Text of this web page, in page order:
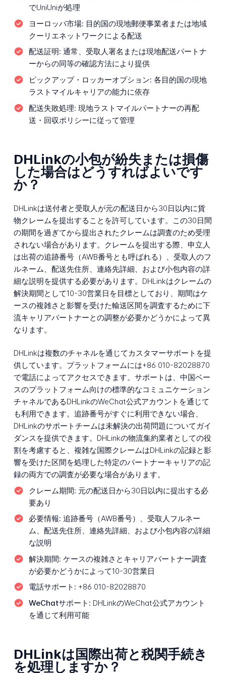
でUniUniが処理
ヨーロッパ市場: 目的国の現地郵便事業者または地域
クーリエネットワークによる配送
配送証明: 通常、受取人署名または現地配送パートナ
ーからの同等の確認方法により提供
ピックアップ・ロッカーオプション: 各目的国の現地
ラストマイルキャリアの能力に依存
配送失敗処理: 現地ラストマイルパートナーの再配
送・回収ポリシーに従って管理
DHLinkの小包が紛失または損傷
した場合はどうすればよいです
か？
DHLinkは送付者と受取人が元の配送日から30日以内に貨
物クレームを提出することを許可しています。この30日間
の期間を過ぎてから提出されたクレームは調査のため受理
されない場合があります。クレームを提出する際、申立人
は出荷の追跡番号（AWB番号とも呼ばれる）、受取人のフ
ルネーム、配送先住所、連絡先詳細、および小包内容の詳
細な説明を提供する必要があります。DHLinkはクレームの
解決期間として10-30営業日を目標としており、期間はケ
ースの複雑さと影響を受けた輸送区間を調査するために下
流キャリアパートナーとの調整が必要かどうかによって異
なります。
DHLinkは複数のチャネルを通じてカスタマーサポートを提
供しています。プラットフォームには+86 010-82028870
で電話によってアクセスできます。サポートは、中国ベー
スのプラットフォーム向けの標準的なコミュニケーション
チャネルであるDHLinkのWeChat公式アカウントを通じて
も利用できます。追跡番号がすぐに利用できない場合、
DHLinkのサポートチームは未解決の出荷問題についてガイ
ダンスを提供できます。DHLinkの物流集約業者としての役
割を考慮すると、複雑な国際クレームはDHLinkの記録と影
響を受けた区間を処理した特定のパートナーキャリアの記
録の両方での調査が必要な場合があります。
クレーム期間: 元の配送日から30日以内に提出する必
要あり
必要情報: 追跡番号（AWB番号）、受取人フルネー
ム、配送先住所、連絡先詳細、および小包内容の詳細
な説明
解決期間: ケースの複雑さとキャリアパートナー調査
が必要かどうかによって10-30営業日
電話サポート: +86 010-82028870
WeChatサポート: DHLinkのWeChat公式アカウント
を通じて利用可能
DHLinkは国際出荷と税関手続き
を処理しますか？